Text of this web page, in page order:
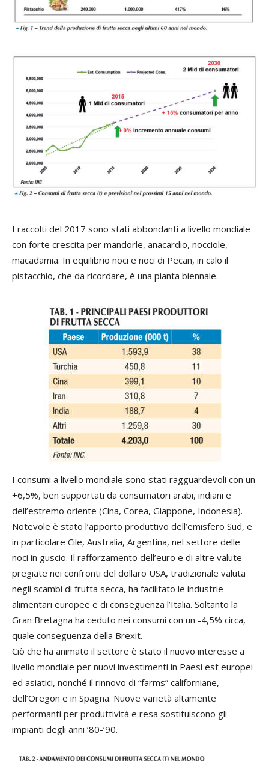
I raccolti del 2017 sono stati abbondanti a livello mondiale
con forte crescita per mandorle, anacardio, nocciole,
macadamia. In equilibrio noci e noci di Pecan, in calo il
pistacchio, che da ricordare, è una pianta biennale.
I consumi a livello mondiale sono stati ragguardevoli con un
+6,5%, ben supportati da consumatori arabi, indiani e
dell’estremo oriente (Cina, Corea, Giappone, Indonesia).
Notevole è stato l’apporto produttivo dell’emisfero Sud, e
in particolare Cile, Australia, Argentina, nel settore delle
noci in guscio. Il rafforzamento dell’euro e di altre valute
pregiate nei confronti del dollaro USA, tradizionale valuta
negli scambi di frutta secca, ha facilitato le industrie
alimentari europee e di conseguenza l’Italia. Soltanto la
Gran Bretagna ha ceduto nei consumi con un -4,5% circa,
quale conseguenza della Brexit.
Ciò che ha animato il settore è stato il nuovo interesse a
livello mondiale per nuovi investimenti in Paesi est europei
ed asiatici, nonché il rinnovo di “farms” californiane,
dell’Oregon e in Spagna. Nuove varietà altamente
performanti per produttività e resa sostituiscono gli
impianti degli anni ‘80-‘90.